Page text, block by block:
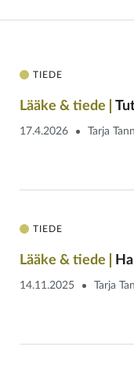
TIEDE
Lääke & tiede
17.4.2026 Tarja
TIEDE
Lääke & tiede
14.11.2025 Tarja